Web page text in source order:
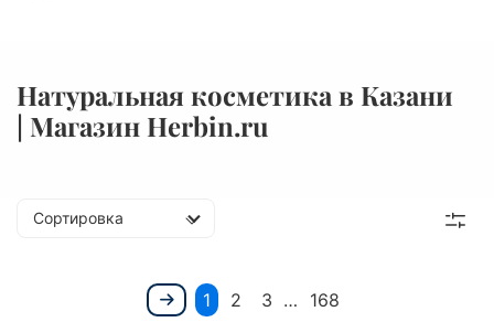
Натуральная косметика в Казани
| Магазин Herbin.ru
1 2 3 … 168
Сортировка